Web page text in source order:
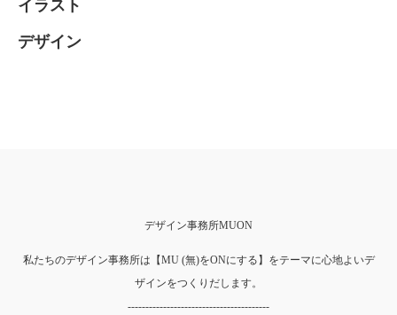
イラスト
デザイン
デザイン事務所MUON
私たちのデザイン事務所は【MU (無)をONにする】をテーマに心地よいデ
ザインをつくりだします。
----------------------------------------